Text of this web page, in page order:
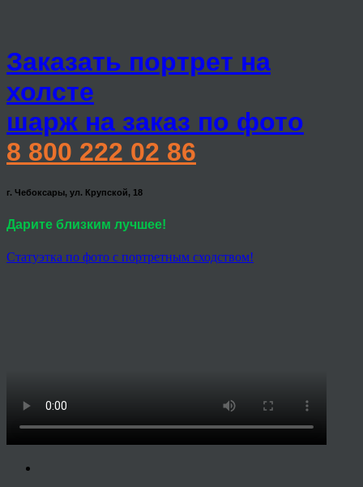
Заказать портрет на
холсте
шарж на заказ по фото
8 800 222 02 86
г. Чебоксары, ул. Крупской, 18
Дарите близким лучшее!
Статуэтка по фото с портретным сходством!